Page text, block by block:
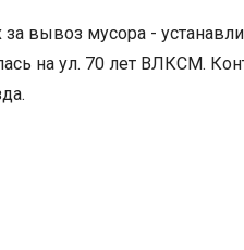
вывоз мусора -
на ул. 70 лет ВЛКСМ.